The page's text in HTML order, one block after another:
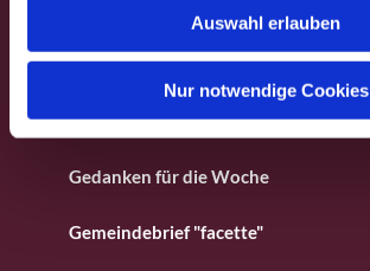
Auswahl erlauben
Nur notwendige Cookies
Für Kinder
Gebete
Gedanken für die Woche
Gemeindebrief "facette"